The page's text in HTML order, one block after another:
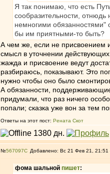
Я так понимаю, что есть
сообразительности, отнюдь
немногими обязанностями"
бы им приятными-то быть?
А чем же, если не присвоением
смысл в уточнении
жажда и присвоение ведут
разбираюсь, показывают. Это
нужно чтобы оно было
А обязанности,
придумали, что раз ничего
попали; сказка уже вон за тем
Ответы на этот пост: Рената Скот
№567097 Добавлено: Вс 21 Фев 21, 21:51
фома шальной пишет: